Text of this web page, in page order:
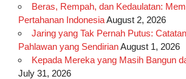
Beras, Rempah, dan Kedaulatan:
Pertahanan IndonesiaAugust 2, 2026
Jaring yang Tak Pernah Putus:
Pahlawan yang SendirianAugust 1, 2026
Kepada Mereka yang Masih Bangun
July 31, 2026